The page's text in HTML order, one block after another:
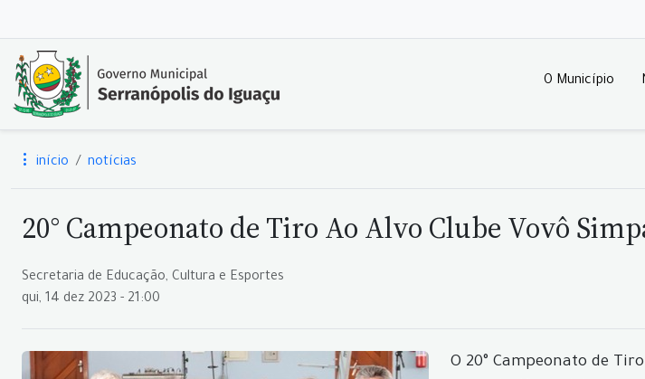
O Município
início notícias
20° Campeonato de Tiro Ao Alvo Clube Vovô
Secretaria de Educação, Cultura e Esportes
qui, 14 dez 2023 - 21:00
O 20° Campeonato de